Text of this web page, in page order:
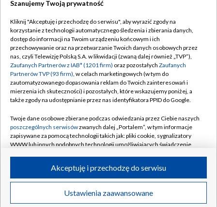
TVP
Abonament TVP
Emisja w TVP
Centrum informacji TVP
Naziemna Telewizja Cyfrowa
Rada Programowa
System NOS
Informacje o nadawcy
Program dla prasy
Ogłoszenie przetargowe
Regulamin TVP
Polityka prywatności
Moje zgody
Pomoc
Kontakt
Kanały
©2026 Telewizja Polska S.A. w likwidacji
Szanujemy Twoją prywatność
Kliknij "Akceptuję i przechodzę do serwisu", aby wyrazić zgody na
korzystanie z technologii automatycznego śledzenia i zbierania danych,
dostęp do informacji na Twoim urządzeniu końcowym i ich
przechowywanie oraz na przetwarzanie Twoich danych osobowych przez
nas, czyli Telewizję Polską S.A. w likwidacji (zwaną dalej również „TVP”),
Zaufanych Partnerów z IAB* (1201 firm) oraz pozostałych Zaufanych
Partnerów TVP (93 firm), w celach marketingowych (w tym do
zautomatyzowanego dopasowania reklam do Twoich zainteresowań i
mierzenia ich skuteczności) i pozostałych, które wskazujemy poniżej, a
także zgody na udostępnianie przez nas identyfikatora PPID do Google.
Twoje dane osobowe zbierane podczas odwiedzania przez Ciebie naszych
poszczególnych serwisówzwanych dalej „Portalem”, w tym informacje
zapisywane za pomocą technologii takich jak: pliki cookie, sygnalizatory
WWW lub innych podobnych technologii umożliwiających świadczenie
ruchu w Internecie.
Twoje dane osobowe zbierane podczas odwiedzania przez Ciebie
poszczególnych serwisówna Portalu, takie jak adresy IP, identyfikatory
Ustawienia zaawansowane
Akceptuję i przechodzę do serwisu